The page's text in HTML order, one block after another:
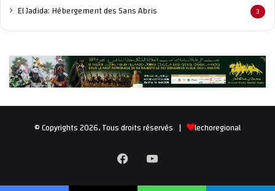
El Jadida: Hébergement des Sans Abris 3
© Copyrights 2026، Tous droits réservés | lechoregional
Facebook